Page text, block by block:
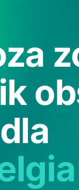
dla